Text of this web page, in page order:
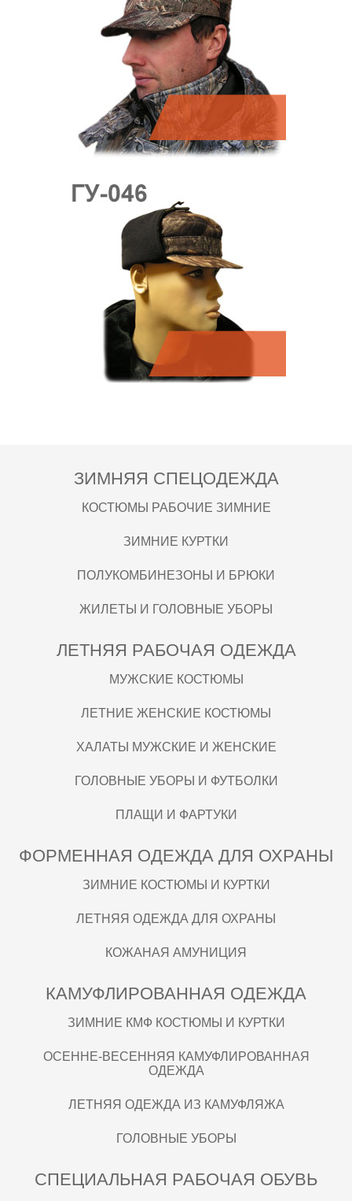
ЗИМНЯЯ СПЕЦОДЕЖДА
КОСТЮМЫ РАБОЧИЕ ЗИМНИЕ
ЗИМНИЕ КУРТКИ
ПОЛУКОМБИНЕЗОНЫ И БРЮКИ
ЖИЛЕТЫ И ГОЛОВНЫЕ УБОРЫ
ЛЕТНЯЯ РАБОЧАЯ ОДЕЖДА
МУЖСКИЕ КОСТЮМЫ
ЛЕТНИЕ ЖЕНСКИЕ КОСТЮМЫ
ХАЛАТЫ МУЖСКИЕ И ЖЕНСКИЕ
ГОЛОВНЫЕ УБОРЫ И ФУТБОЛКИ
ПЛАЩИ И ФАРТУКИ
ФОРМЕННАЯ ОДЕЖДА ДЛЯ ОХРАНЫ
ЗИМНИЕ КОСТЮМЫ И КУРТКИ
ЛЕТНЯЯ ОДЕЖДА ДЛЯ ОХРАНЫ
КОЖАНАЯ АМУНИЦИЯ
КАМУФЛИРОВАННАЯ ОДЕЖДА
ЗИМНИЕ КМФ КОСТЮМЫ И КУРТКИ
ОСЕННЕ-ВЕСЕННЯЯ КАМУФЛИРОВАННАЯ
ОДЕЖДА
ЛЕТНЯЯ ОДЕЖДА ИЗ КАМУФЛЯЖА
ГОЛОВНЫЕ УБОРЫ
СПЕЦИАЛЬНАЯ РАБОЧАЯ ОБУВЬ